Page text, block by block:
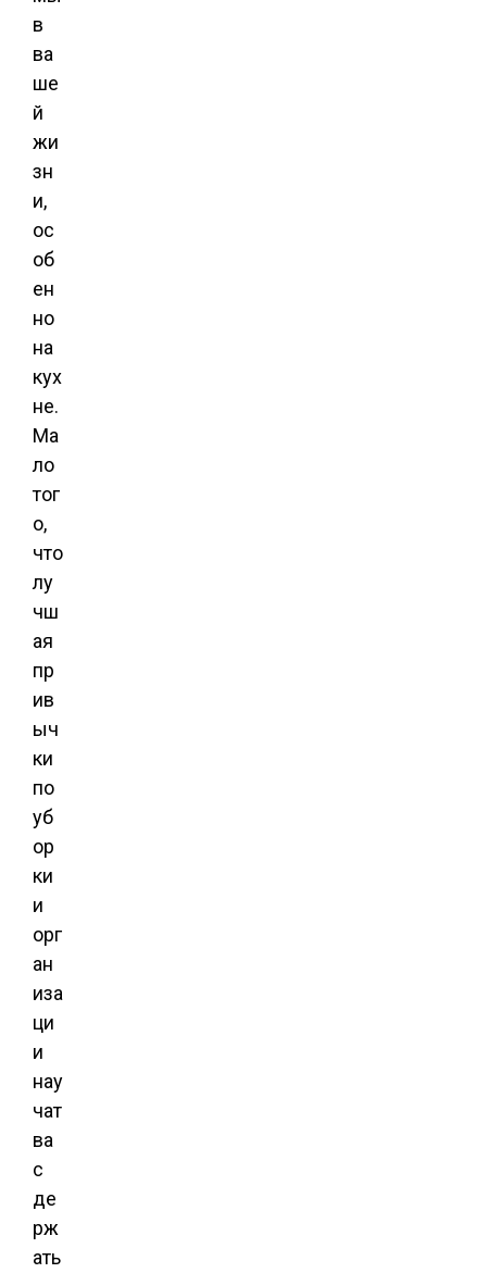
в
ва
ше
й
жи
зн
и,
ос
об
ен
но
на
кух
не.
Ма
ло
тог
о,
что
лу
чш
ая
пр
ив
ыч
ки
по
уб
ор
ки
и
орг
ан
иза
ци
и
нау
чат
ва
с
де
рж
ать